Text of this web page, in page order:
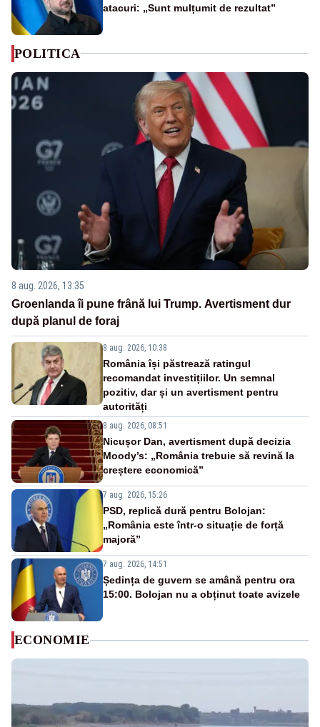
atacuri: „Sunt mulțumit de rezultat”
POLITICA
8 aug. 2026, 13:35
Groenlanda îi pune frână lui Trump. Avertisment dur
după planul de foraj
8 aug. 2026, 10:38
România își păstrează ratingul
recomandat investițiilor. Un semnal
pozitiv, dar și un avertisment pentru
autorități
8 aug. 2026, 08:51
Nicușor Dan, avertisment după decizia
Moody’s: „România trebuie să revină la
creștere economică”
7 aug. 2026, 15:26
PSD, replică dură pentru Bolojan:
„România este într-o situație de forță
majoră”
7 aug. 2026, 14:51
Ședința de guvern se amână pentru ora
15:00. Bolojan nu a obținut toate avizele
ECONOMIE